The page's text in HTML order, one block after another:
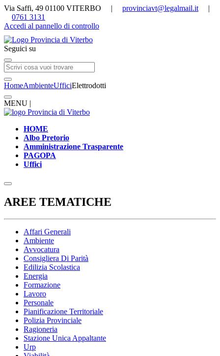
Via Saffi, 49 01100 VITERBO | provinciavt@legalmail.it |
0761 3131
Accedi al pannello di controllo
Seguici su
HomeAmbienteUfficiElettrodotti
MENU |
HOME
Albo Pretorio
Amministrazione Trasparente
PAGOPA
Uffici
AREE TEMATICHE
Affari Generali
Ambiente
Avvocatura
Consigliera Di Parità
Edilizia Scolastica
Energia
Formazione
Lavoro
Personale
Pianificazione Territoriale
Polizia Provinciale
Ragioneria
Stazione Unica Appaltante
Urp